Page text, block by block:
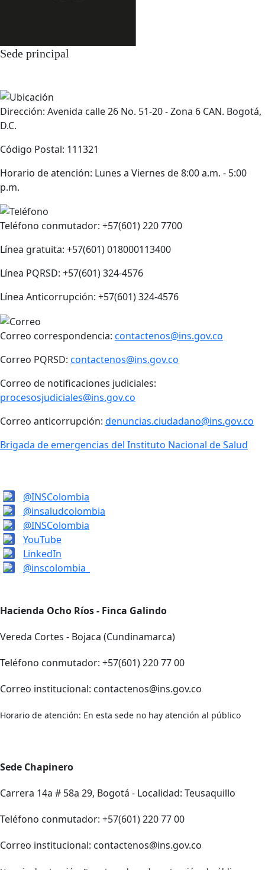
Sede principal
Dirección: Avenida calle 26 No. 51-20 - Zona 6 CAN. Bogotá,
D.C.
Código Postal: 111321
Horario de atención: Lunes a Viernes de 8:00 a.m. - 5:00
p.m.
Teléfono conmutador: +57(601) 220 7700
Línea gratuita: +57(601) 018000113400
Línea PQRSD: +57(601) 324-4576
Línea Anticorrupción: +57(601) 324-4576
Correo correspondencia: contactenos@ins.gov.co
Correo PQRSD: contactenos@ins.gov.co
Correo de notificaciones judiciales:
procesosjudiciales@ins.gov.co
Correo anticorrupción: denuncias.ciudadano@ins.gov.co
Brigada de emergencias del Instituto Nacional de Salud
@INSColombia
@insaludcolombia
@INSColombia
YouTube
LinkedIn
@inscolombia_
Hacienda Ocho Ríos - Finca Galindo
Vereda Cortes - Bojaca (Cundinamarca)
Teléfono conmutador: +57(601) 220 77 00
Correo institucional: contactenos@ins.gov.co
Horario de atención: En esta sede no hay atención al público
Sede Chapinero
Carrera 14a # 58a 29, Bogotá - Localidad: Teusaquillo
Teléfono conmutador: +57(601) 220 77 00
Correo institucional: contactenos@ins.gov.co